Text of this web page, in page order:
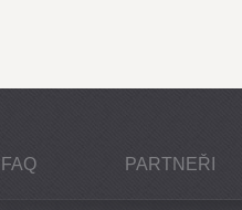
FAQ PARTNEŘI